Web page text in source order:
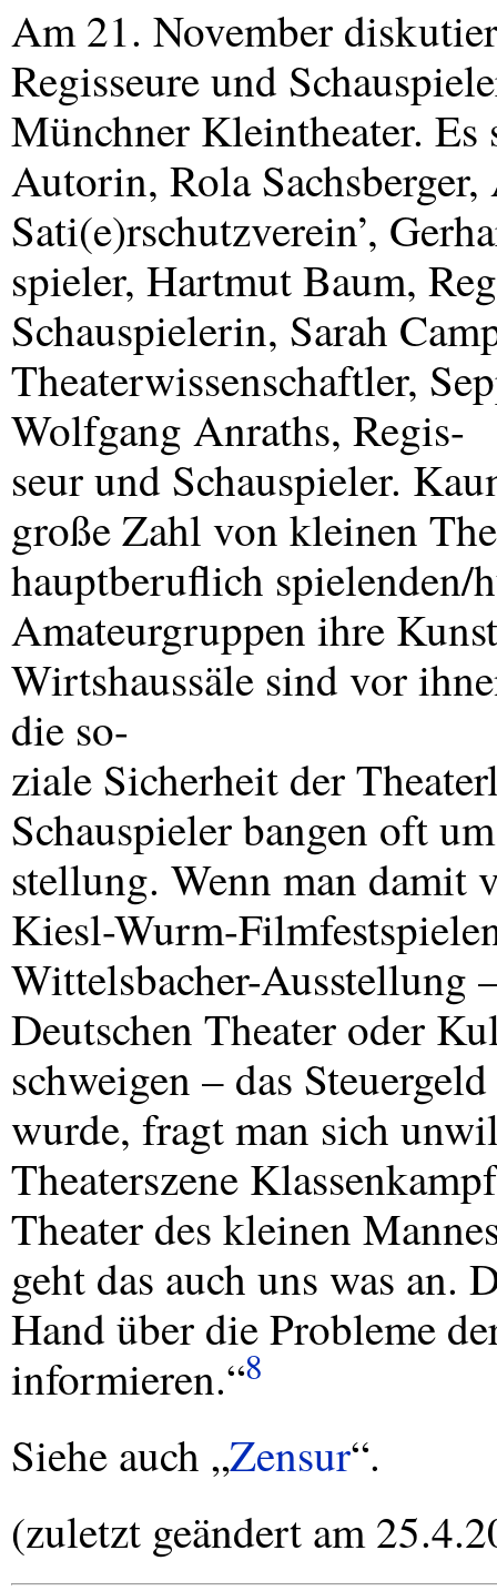
Am 21. November
Regisseure und
Münchner Kleintheater. Es
Autorin, Rola
Sati(e)rschutzverein’,
spieler, Hartmut Baum,
Schauspielerin, Sarah
Theaterwissenschaftler,
Wolfgang Anraths, Regis-
seur und Schauspieler.
große Zahl von kleinen
hauptberuflich spielenden/
Amateurgruppen ihre
Wirtshaussäle sind vor
die so-
ziale Sicherheit der
Schauspieler bangen oft
stellung. Wenn man damit
Kiesl-Wurm-
Wittelsbacher-Ausstellung
Deutschen Theater oder
schweigen – das
wurde, fragt man sich
Theaterszene
Theater des kleinen
geht das auch uns was an.
Hand über die Probleme
informieren.“8
Siehe auch „Zensur“.
(zuletzt geändert am